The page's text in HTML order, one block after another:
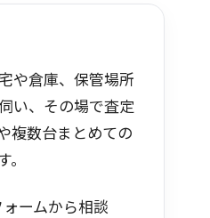
や倉庫、保管場所
い、その場で査定
複数台まとめての
ームから相談